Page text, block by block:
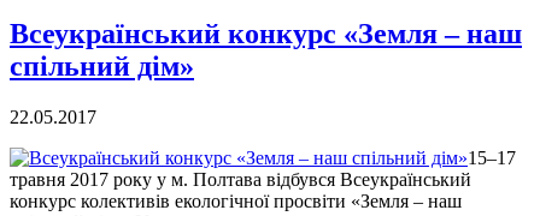
Всеукраїнський конкурс «Земля – наш
спільний дім»
22.05.2017
15–17
травня 2017 року у м. Полтава відбувся Всеукраїнський
конкурс колективів екологічної просвіти «Земля – наш